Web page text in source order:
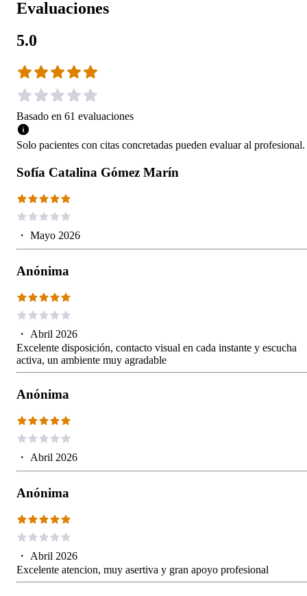
Evaluaciones
5.0
Basado en 61 evaluaciones
Solo pacientes con citas concretadas pueden evaluar al profesional.
Sofía Catalina Gómez Marín
・ Mayo 2026
Anónima
・ Abril 2026
Excelente disposición, contacto visual en cada instante y escucha
activa, un ambiente muy agradable
Anónima
・ Abril 2026
Anónima
・ Abril 2026
Excelente atencion, muy asertiva y gran apoyo profesional